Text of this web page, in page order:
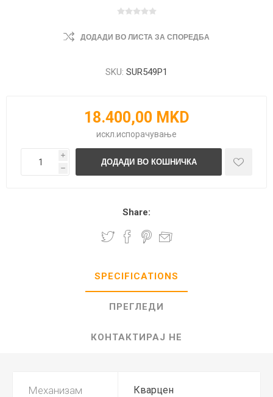
ДОДАДИ ВО ЛИСТА ЗА СПОРЕДБА
SKU: SUR549P1
18.400,00 MKD
искл. испорачување
i
h
Share:
SPECIFICATIONS
ПРЕГЛЕДИ
КОНТАКТИРАЈ НЕ
Механизам Кварцен